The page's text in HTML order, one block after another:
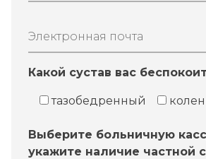
Электронная почта
Какой сустав вас
тазобедренный
Выберите больничную
укажите наличие частной